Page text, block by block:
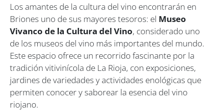
Los amantes de la cultura del vino encontrarán en
Briones uno de sus mayores tesoros: el Museo
Vivanco de la Cultura del Vino, considerado uno
de los museos del vino más importantes del mundo.
Este espacio ofrece un recorrido fascinante por la
tradición vitivinícola de La Rioja, con exposiciones,
jardines de variedades y actividades enológicas que
permiten conocer y saborear la esencia del vino
riojano.